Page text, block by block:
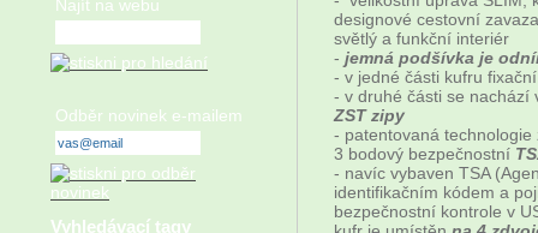
designové cestovní
světlý a funkční interiér
- jemná podšívka je
- v jedné části kufru
- v druhé části se nachází
ZST zipy
- patentovaná
3 bodový bezpečnostní
- navíc vybaven TSA
identifikačním kódem a
bezpečnostní kontrole v
Najít na webu
Odběr novinek e-mailem
Vyhledávací tagy